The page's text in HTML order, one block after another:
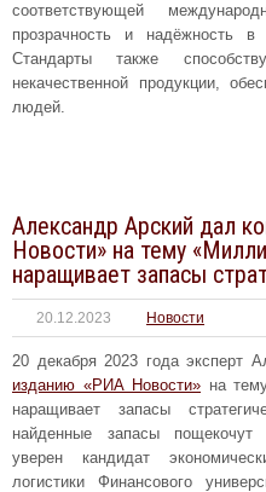
соответствующей
прозрачность и надёжность в
Стандарты также
некачественной продукции,
людей.
Александр Арский дал
Новости» на тему
наращивает запасы
20.12.2023 Новости
20 декабря 2023 года эксперт
изданию «РИА Новости» на
наращивает запасы
найденные запасы пощекочут
уверен кандидат
логистики Финансового